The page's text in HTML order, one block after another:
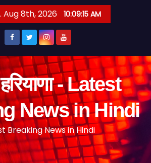
Aug 8th, 2026 10:09:16 AM
- Latest
News in Hindi
Breaking News in Hindi